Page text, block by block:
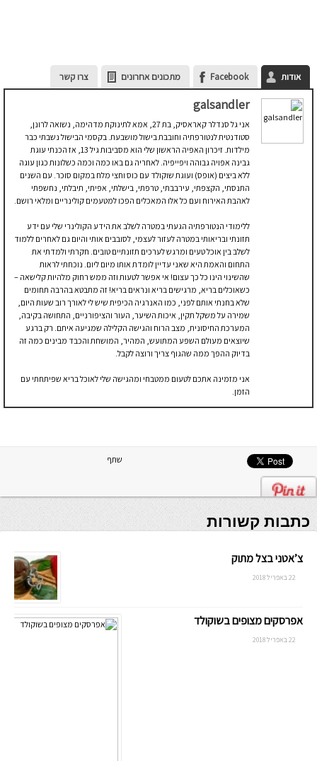
אודות Facebook מתכונים אחרונים צרו קשר
galsandler
אני גל סנדלר קאראסיק, בת 27, אמא לתינוקת מדהימה, נשואה לרונן,
סטודנטית לנטורפתיה וחובבת בישול מושבעת. בקסמי הבישול נשבתי כבר
מילדות. זיכרון האפיה הראשון שלי הוא מסביבות גיל 13, אז הכנתי עוגת
גבינה אפויה גבוהה ויפייפיה. לאחריה גם באו כמה וכמה כשלונות כגון עוגה
ללא ביצים (אופס) ועוגת שוקולד עם כוס וחצי מלח במקום סוכר. עם השנים
התנסתי, הקצפתי, עירבבתי, טרפתי, בישלתי, אפיתי, תיבלתי, נחשפתי
לאהבת האירוח ועם כל אלו המאכלים הפכו למטעמים קולינריים ומלאי רושם.
ללימודי הנטורפתיה הגעתי במטרה לשלב את הידע הקולינרי שלי עם ידע
תזונתי ובריאותי במטרה לעזור לעצמי, לסובבים אותי והיום גם לאחרים ללמוד
לשלב בין אוכל טעים ומרגש לערכים תזונתיים טובים. חקרתי ולמדתי את
התחום והאמת היא שאני עדיין לומדת אותו מיום ליום. נוכחתי לראות
שהשינוי הינו כל כך עצום! אי אפשר לטעות וזה ממש רחוק מלהיות קלישאה –
כשאוכלים בריא, מרגישים בריא ונראים בריא! זה מתבטא בהרבה תחומים
שלא בחנתי אותם לפני, כמו האנרגיה הכיפית שיש לי לאורך רוב שעות היום,
שמירה על משקל תקין, איכות השיער, העור והציפורניים, התחושה בקיבה,
המערכת החיסונית, מצב הרוח והגישה הקלילה שמגיעה איתם. רק ברגע
שיוצאים מעולם השפע המתועש, המהיר, המושחת והכבד מבינים כמה זה
בדיוק ההפך ממה שהגוף צריך ורוצה לקבל.
אני מזמינה אתכם לטעום ממטבחי ומהגישה שלי לאוכל בריא שפיתחתי עם
הזמן.
שתף
כתבות קשורות
צ’אטני בצל מתוק
22 באפריל 2018
אפרסקים מצופים בשוקולד
22 באפריל 2018